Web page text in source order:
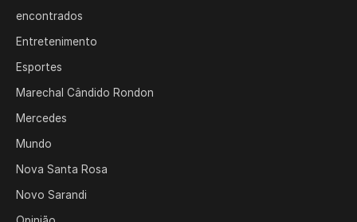
encontrados
Entretenimento
Esportes
Marechal Cândido Rondon
Mercedes
Mundo
Nova Santa Rosa
Novo Sarandi